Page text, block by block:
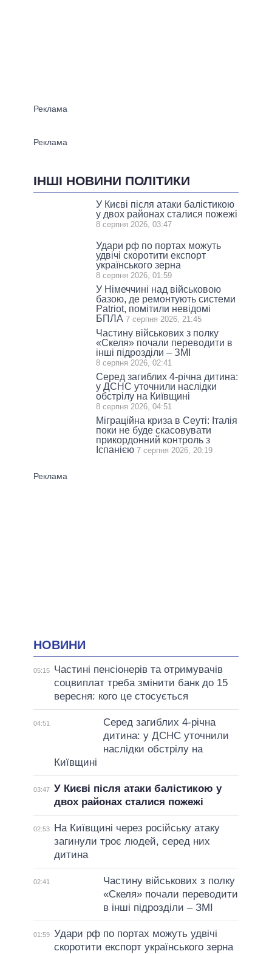
ІНШІ НОВИНИ ПОЛІТИКИ
У Києві після атаки балістикою
у двох районах сталися пожежі
8 серпня 2026, 03:47
Удари рф по портах можуть
удвічі скоротити експорт
українського зерна
8 серпня 2026, 01:59
У Німеччині над військовою
базою, де ремонтують системи
Patriot, помітили невідомі
БПЛА 7 серпня 2026, 21:45
Частину військових з полку
«Скеля» почали переводити в
інші підрозділи – ЗМІ
8 серпня 2026, 02:41
Серед загиблих 4-річна дитина:
у ДСНС уточнили наслідки
обстрілу на Київщині
8 серпня 2026, 04:51
Міграційна криза в Сеуті: Італія
поки не буде скасовувати
прикордонний контроль з
Іспанією 7 серпня 2026, 20:19
НОВИНИ
05:15
Частині пенсіонерів та отримувачів
соцвиплат треба змінити банк до 15
вересня: кого це стосується
04:51
Серед загиблих 4-річна
дитина: у ДСНС уточнили
наслідки обстрілу на
Київщині
03:47 У Києві після атаки балістикою у
двох районах сталися пожежі
02:53
На Київщині через російську атаку
загинули троє людей, серед них
дитина
02:41
Частину військових з полку
«Скеля» почали переводити
в інші підрозділи – ЗМІ
01:59 Удари рф по портах можуть удвічі
скоротити експорт українського зерна